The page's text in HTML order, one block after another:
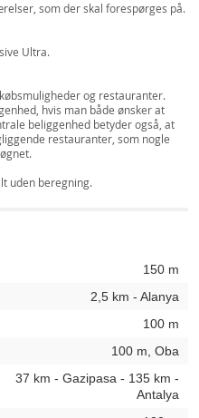
som der skal forespørges på.
Ultra.
og restauranter.
hvis man både ønsker at
beliggenhed betyder også, at
restauranter, som nogle
uden beregning.
150 m
2,5 km - Alanya
100 m
100 m, Oba
37 km - Gazipasa - 135 km -
Antalya